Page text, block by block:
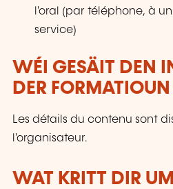
l'oral (par téléphone, à
service)
WÉI GESÄIT DEN
DER
Les détails du contenu sont
l'organisateur.
WAT KRITT DIR